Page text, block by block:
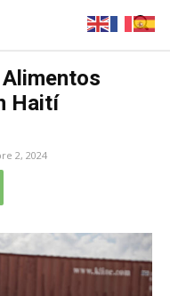
Haití
2, 2024